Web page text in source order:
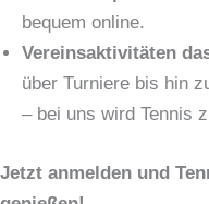
bequem online.
Vereinsaktivitäten
über Turniere bis hin
– bei uns wird Tennis
Jetzt anmelden und